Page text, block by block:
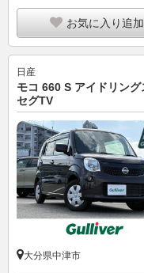
お気に入り追加
日産
モコ 660 S アイドリン
セグTV
大分県中津市